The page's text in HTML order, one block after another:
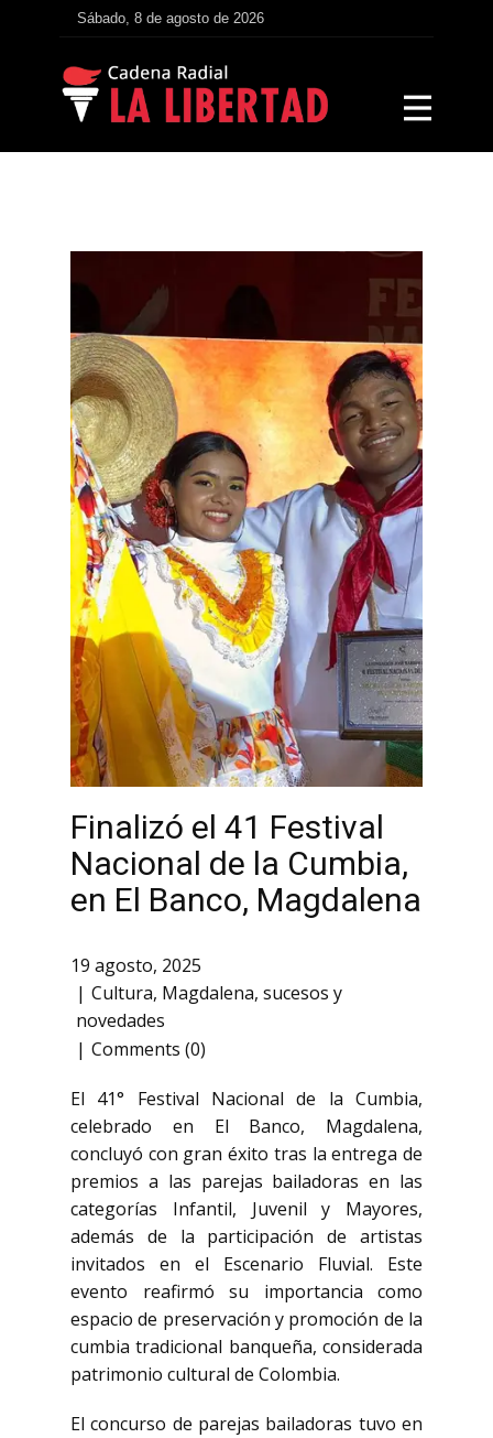
Sábado, 8 de agosto de 2026
Finalizó el 41 Festival
Nacional de la Cumbia,
en El Banco, Magdalena
19 agosto, 2025
Cultura, Magdalena, sucesos y
novedades
Comments (0)
El 41° Festival Nacional de la Cumbia,
celebrado en El Banco, Magdalena,
concluyó con gran éxito tras la entrega de
premios a las parejas bailadoras en las
categorías Infantil, Juvenil y Mayores,
además de la participación de artistas
invitados en el Escenario Fluvial. Este
evento reafirmó su importancia como
espacio de preservación y promoción de la
cumbia tradicional banqueña, considerada
patrimonio cultural de Colombia.
El concurso de parejas bailadoras tuvo en